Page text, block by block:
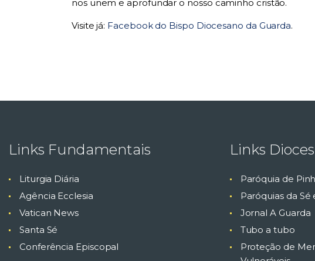
nos unem e aprofundar o nosso caminho cristão.
Visite já: Facebook do Bispo Diocesano da Guarda.
Links Fundamentais
Liturgia Diária
Agência Ecclesia
Vatican News
Santa Sé
Conferência Episcopal
Links
Paróquia de
Paróquias da Sé
Jornal A Guarda
Tubo a tubo
Proteção de